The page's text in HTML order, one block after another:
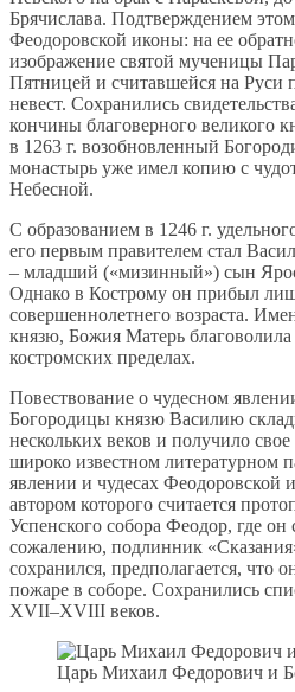
Брячислава. Подтверждением
Феодоровской иконы: на ее
изображение святой мученицы
Пятницей и считавшейся на Руси
невест. Сохранились
кончины благоверного великого
в 1263 г. возобновленный
монастырь уже имел копию с
Небесной.
С образованием в 1246 г.
его первым правителем стал
– младший («мизинный») сын
Однако в Кострому он прибыл
совершеннолетнего возраста.
князю, Божия Матерь
костромских пределах.
Повествование о чудесном
Богородицы князю Василию
нескольких веков и получило
широко известном литературном
явлении и чудесах
автором которого считается
Успенского собора Феодор, где
сожалению, подлинник
сохранился, предполагается, что
пожаре в соборе. Сохранились
XVII–XVIII веков.
Царь Михаил Федорович и